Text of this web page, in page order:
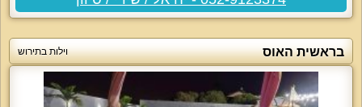
בראשית האוס וילות בתירוש